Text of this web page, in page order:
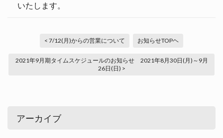
いたします。
< 7/12(月)からの営業について お知らせTOPヘ
2021年9月期タイムスケジュールのお知らせ 2021年8月30日(月)～9月
26日(日) >
アーカイブ